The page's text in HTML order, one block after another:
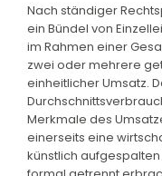
Nach ständiger
ein Bündel von
im Rahmen einer
zwei oder mehrere
einheitlicher Umsatz.
Merkmale des
einerseits eine
künstlich